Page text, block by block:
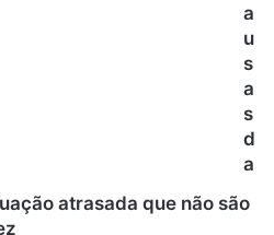
a
u
s
a
s
d
a
atrasada que não são